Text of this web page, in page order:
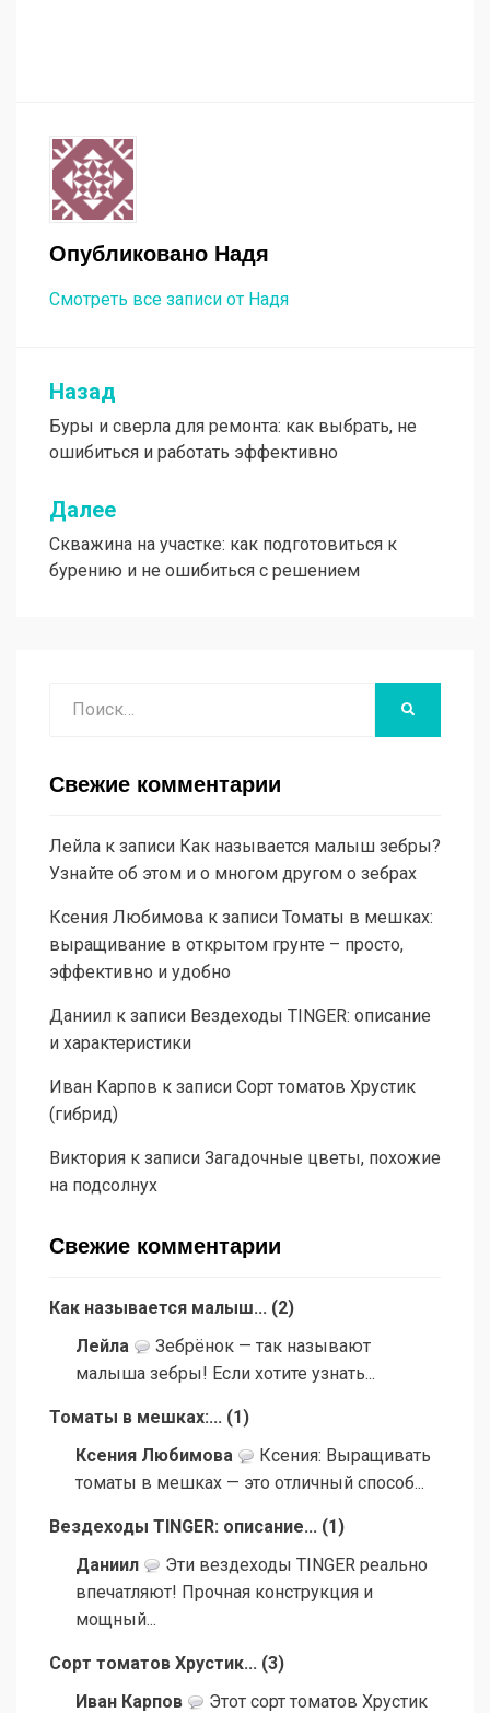
Опубликовано Надя
Смотреть все записи от Надя
Навигация
по
записям
Назад
Буры и сверла для ремонта: как выбрать, не
ошибиться и работать эффективно
Далее
Скважина на участке: как подготовиться к
бурению и не ошибиться с решением
Свежие комментарии
Лейла к записи Как называется малыш зебры?
Узнайте об этом и о многом другом о зебрах
Ксения Любимова к записи Томаты в мешках:
выращивание в открытом грунте – просто,
эффективно и удобно
Даниил к записи Вездеходы TINGER: описание
и характеристики
Иван Карпов к записи Сорт томатов Хрустик
(гибрид)
Виктория к записи Загадочные цветы, похожие
на подсолнух
Свежие комментарии
Как называется малыш... (2)
Лейла
Зебрёнок — так называют
малыша зебры! Если хотите узнать...
Томаты в мешках:... (1)
Ксения Любимова
Ксения: Выращивать
томаты в мешках — это отличный способ...
Вездеходы TINGER: описание... (1)
Даниил
Эти вездеходы TINGER реально
впечатляют! Прочная конструкция и
мощный...
Сорт томатов Хрустик... (3)
Иван Карпов
Этот сорт томатов Хрустик